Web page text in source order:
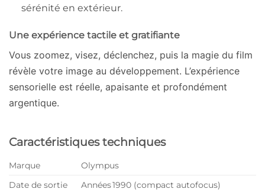
sérénité en extérieur.
Une expérience tactile et gratifiante
Vous zoomez, visez, déclenchez, puis la magie du film
révèle votre image au développement. L’expérience
sensorielle est réelle, apaisante et profondément
argentique.
Caractéristiques techniques
Marque
Olympus
Date de sortie
Années 1990 (compact autofocus)